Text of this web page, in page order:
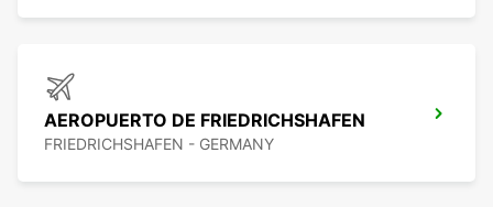
AEROPUERTO DE FRIEDRICHSHAFEN
FRIEDRICHSHAFEN - GERMANY